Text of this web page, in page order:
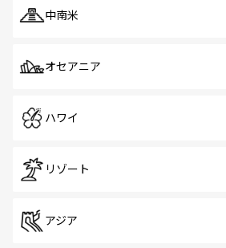
中南米
オセアニア
ハワイ
リゾート
アジア